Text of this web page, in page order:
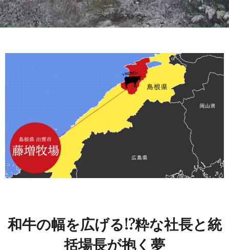
和牛の幅を広げる!?粋な社長と統
括場長が抱く夢